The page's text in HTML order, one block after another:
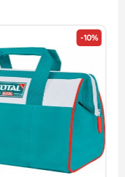
-10%